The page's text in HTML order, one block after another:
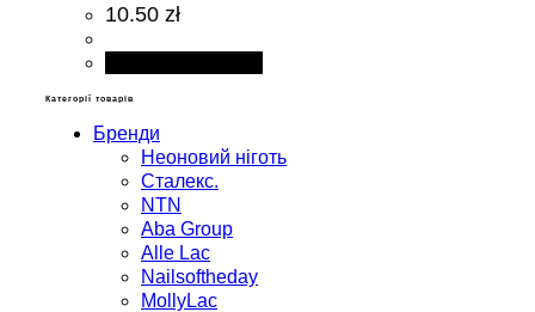
10.50 zł
Категорії товарів
Бренди
Неоновий ніготь
Сталекс.
NTN
Aba Group
Alle Lac
Nailsoftheday
MollyLac